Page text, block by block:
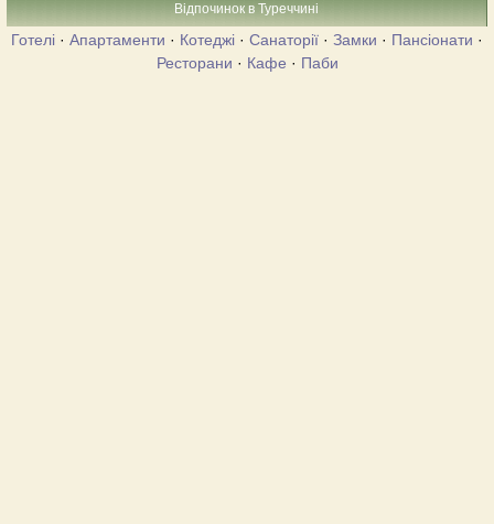
Відпочинок в Туреччині
Готелі · Апартаменти · Котеджі · Санаторії · Замки · Пансіонати ·
Ресторани · Кафе · Паби